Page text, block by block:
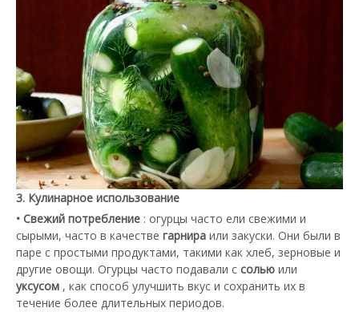
3. Кулинарное использование
• Свежий потребление : огурцы часто ели свежими и
сырыми, часто в качестве гарнира или закуски. Они были в
паре с простыми продуктами, такими как хлеб, зерновые и
другие овощи. Огурцы часто подавали с солью или
уксусом , как способ улучшить вкус и сохранить их в
течение более длительных периодов.